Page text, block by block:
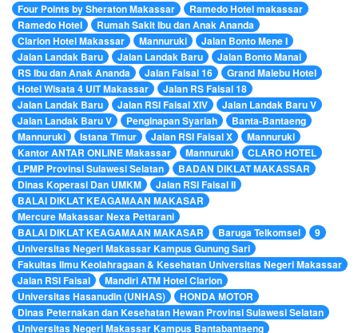
Four Points by Sheraton Makassar
Ramedo Hotel makassar
Ramedo Hotel
Rumah Sakit Ibu dan Anak Ananda
Clarion Hotel Makassar
Mannuruki
Jalan Bonto Mene I
Jalan Landak Baru
Jalan Landak Baru
Jalan Bonto Manai
RS Ibu dan Anak Ananda
Jalan Faisal 16
Grand Malebu Hotel
Hotel Wisata 4 UIT Makassar
Jalan RS Faisal 18
Jalan Landak Baru
Jalan RSI Faisal XIV
Jalan Landak Baru V
Jalan Landak Baru V
Penginapan Syariah
Banta-Bantaeng
Mannuruki
Istana Timur Jalan RSI Faisal X
Mannuruki
Kantor ANTAR ONLINE Makassar
Mannuruki
CLARO HOTEL
LPMP Provinsi Sulawesi Selatan
BADAN DIKLAT MAKASSAR
Dinas Koperasi Dan UMKM
Jalan RSI Faisal II
BALAI DIKLAT KEAGAMAAN MAKASAR
Mercure Makassar Nexa Pettarani
BALAI DIKLAT KEAGAMAAN MAKASAR
Baruga Telkomsel
9
Universitas Negeri Makassar Kampus Gunung Sari
Fakultas Ilmu Keolahragaan & Kesehatan Universitas Negeri Makassar
Jalan RSI Faisal
Mandiri ATM Hotel Clarion
Universitas Hasanudin (UNHAS)
HONDA MOTOR
Dinas Peternakan dan Kesehatan Hewan Provinsi Sulawesi Selatan
Universitas Negeri Makassar Kampus Bantabantaeng